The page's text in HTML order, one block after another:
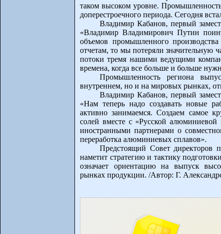
таком высоком уровне.
доперестроечного периода. Сегодня
Владимир Кабанов, первый
«Владимир Владимирович Путин
объемов промышленного
отчетам, то мы потеряли значительную
потоки тремя нашими ведущими
времена, когда все больше и больше
Промышленность региона
внутреннем, но и на мировых рынках,
Владимир Кабанов, первый
«Нам теперь надо создавать новые
активно занимаемся. Создаем самое
солей вместе с «Русской
иностранными партнерами о
переработка алюминиевых сплавов».
Предстоящий Совет директоров
наметит стратегию и тактику
означает ориентацию на выпуск
рынках продукции. /Автор: Г.